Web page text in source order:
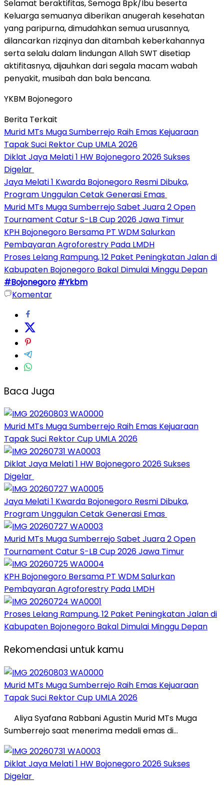
Selamat beraktifitas, Semoga Bpk/Ibu beserta
Keluarga semuanya diberikan anugerah kesehatan
yang paripurna, dimudahkan semua urusannya,
dilancarkan rizqinya dan ditambah keberkahannya
serta selalu dalam lindungan Allah SWT disetiap
aktifitasnya, dijauhkan dari segala macam wabah
penyakit, musibah dan bala bencana.
YKBM Bojonegoro
Berita Terkait
Murid MTs Muga Sumberrejo Raih Emas Kejuaraan
Tapak Suci Rektor Cup UMLA 2026
Diklat Jaya Melati 1 HW Bojonegoro 2026 Sukses
Digelar
Jaya Melati 1 Kwarda Bojonegoro Resmi Dibuka,
Program Unggulan Cetak Generasi Emas
Murid MTs Muga Sumberrejo Sabet Juara 2 Open
Tournament Catur S-LB Cup 2026 Jawa Timur
KPH Bojonegoro Bersama PT WDM Salurkan
Pembayaran Agroforestry Pada LMDH
Proses Lelang Rampung, 12 Paket Peningkatan Jalan di
Kabupaten Bojonegoro Bakal Dimulai Minggu Depan
#Bojonegoro #Ykbm
Komentar
Baca Juga
Murid MTs Muga Sumberrejo Raih Emas Kejuaraan
Tapak Suci Rektor Cup UMLA 2026
Diklat Jaya Melati 1 HW Bojonegoro 2026 Sukses
Digelar
Jaya Melati 1 Kwarda Bojonegoro Resmi Dibuka,
Program Unggulan Cetak Generasi Emas
Murid MTs Muga Sumberrejo Sabet Juara 2 Open
Tournament Catur S-LB Cup 2026 Jawa Timur
KPH Bojonegoro Bersama PT WDM Salurkan
Pembayaran Agroforestry Pada LMDH
Proses Lelang Rampung, 12 Paket Peningkatan Jalan di
Kabupaten Bojonegoro Bakal Dimulai Minggu Depan
Rekomendasi untuk kamu
Murid MTs Muga Sumberrejo Raih Emas Kejuaraan
Tapak Suci Rektor Cup UMLA 2026
Aliya Syafana Rabbani Agustin Murid MTs Muga
Sumberrejo saat menerima medali emas di…
Diklat Jaya Melati 1 HW Bojonegoro 2026 Sukses
Digelar